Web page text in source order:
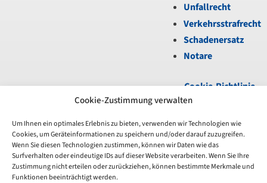
Cookie-Zustimmung verwalten
Um Ihnen ein optimales Erlebnis zu bieten, verwenden wir Technologien wie
Cookies, um Geräteinformationen zu speichern und/oder darauf zuzugreifen.
Wenn Sie diesen Technologien zustimmen, können wir Daten wie das
Surfverhalten oder eindeutige IDs auf dieser Website verarbeiten. Wenn Sie Ihre
Zustimmung nicht erteilen oder zurückziehen, können bestimmte Merkmale und
Funktionen beeinträchtigt werden.
Unfortunately,
the
day
Unfallrecht
Verkehrsstrafrecht
Schadenersatz
Notare
Cookie-Richtlinie
(EU)